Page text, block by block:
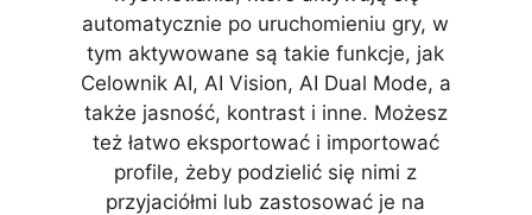
automatycznie po uruchomieniu gry, w
tym aktywowane są takie funkcje, jak
Celownik AI, AI Vision, AI Dual Mode, a
także jasność, kontrast i inne. Możesz
też łatwo eksportować i importować
profile, żeby podzielić się nimi z
przyjaciółmi lub zastosować je na
to sytuacje, w których barwa kropki celowniczej
pokrywałaby się z kolorem tła, co stanowiłoby
problem przy celowaniu.
obszarach ekranu, ale także zwiększać ogólną
jasność i nasycenie kolorów, dodając blasku
Twojej rozgrywce.
AI VISION WYŁ. AI VISION WŁ.